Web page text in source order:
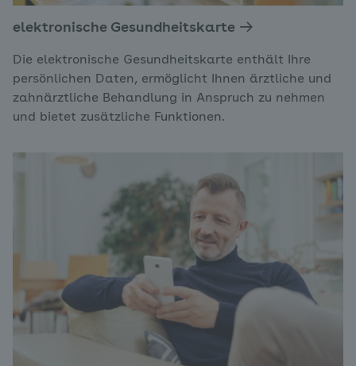
elektronische Gesundheitskarte
Die elektronische Gesundheitskarte enthält Ihre
persönlichen Daten, ermöglicht Ihnen ärztliche und
zahnärztliche Behandlung in Anspruch zu nehmen
und bietet zusätzliche Funktionen.